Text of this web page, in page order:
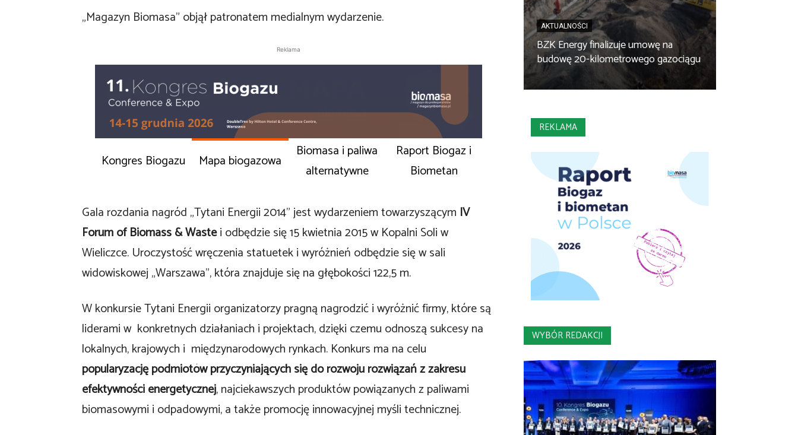
„Magazyn Biomasa” objął patronatem medialnym wydarzenie.
Reklama
Kongres Biogazu Mapa biogazowa
Biomasa i paliwa
alternatywne
Raport Biogaz i
Biometan
Gala rozdania nagród „Tytani Energii 2014” jest wydarzeniem towarzyszącym IV
Forum of Biomass & Wastei odbędzie się 15 kwietnia 2015 w Kopalni Soli w
Wieliczce. Uroczystość wręczenia statuetek i wyróżnień odbędzie się w sali
widowiskowej „Warszawa”, która znajduje się na głębokości 122,5 m.
W konkursie Tytani Energii organizatorzy pragną nagrodzić i wyróżnić firmy, które są
liderami w konkretnych działaniach i projektach, dzięki czemu odnoszą sukcesy na
lokalnych, krajowych i międzynarodowych rynkach. Konkurs ma na celu
popularyzację podmiotów przyczyniających się do rozwoju rozwiązań z zakresu
efektywności energetycznej, najciekawszych produktów powiązanych z paliwami
biomasowymi i odpadowymi, a także promocję innowacyjnej myśli technicznej.
AKTUALNOŚCI
BZK Energy finalizuje umowę na
budowę 20-kilometrowego gazociągu
REKLAMA
WYBÓR REDAKCJI